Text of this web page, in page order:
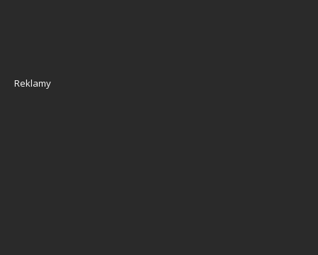
Reklamy